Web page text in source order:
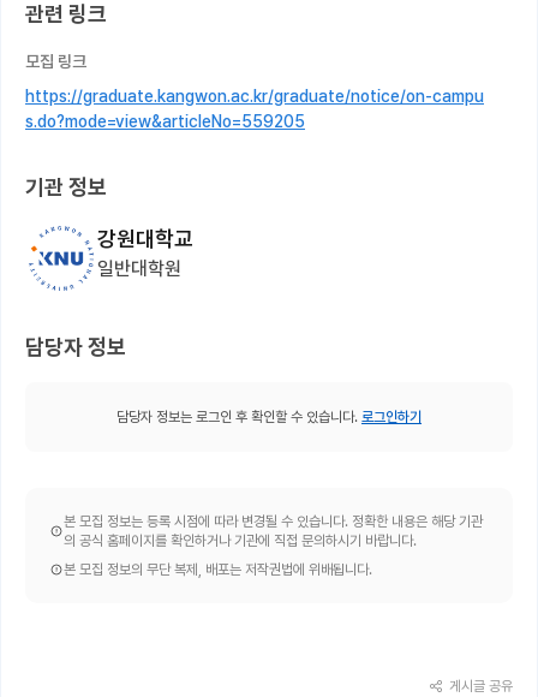
관련 링크
모집 링크
https://graduate.kangwon.ac.kr/graduate/notice/on-campu
s.do?mode=view&articleNo=559205
기관 정보
강원대학교
일반대학원
담당자 정보
담당자 정보는 로그인 후 확인할 수 있습니다. 로그인하기
본 모집 정보는 등록 시점에 따라 변경될 수 있습니다. 정확한 내용은 해당 기관
의 공식 홈페이지를 확인하거나 기관에 직접 문의하시기 바랍니다.
본 모집 정보의 무단 복제, 배포는 저작권법에 위배됩니다.
게시글 공유